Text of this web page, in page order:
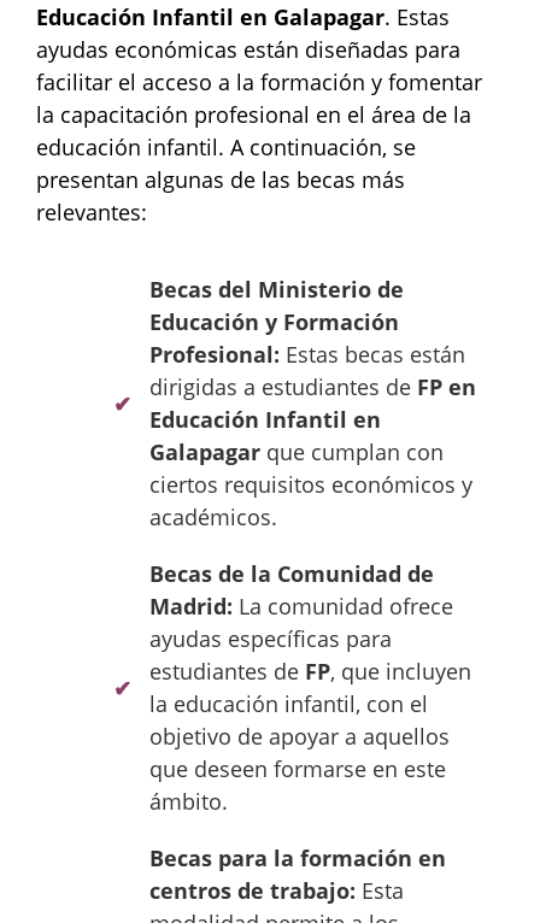
Educación Infantil en Galapagar. Estas
ayudas económicas están diseñadas para
facilitar el acceso a la formación y fomentar
la capacitación profesional en el área de la
educación infantil. A continuación, se
presentan algunas de las becas más
relevantes:
Becas del Ministerio de
Educación y Formación
Profesional: Estas becas están
dirigidas a estudiantes de FP en
Educación Infantil en
Galapagar que cumplan con
ciertos requisitos económicos y
académicos.
Becas de la Comunidad de
Madrid: La comunidad ofrece
ayudas específicas para
estudiantes de FP, que incluyen
la educación infantil, con el
objetivo de apoyar a aquellos
que deseen formarse en este
ámbito.
Becas para la formación en
centros de trabajo: Esta